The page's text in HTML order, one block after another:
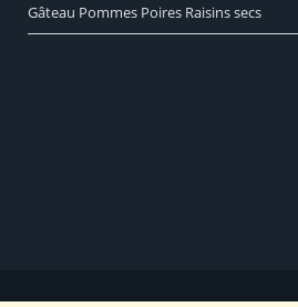
Gâteau Pommes Poires Raisins secs